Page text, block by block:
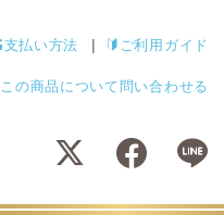
支払い方法 ご利用ガイド
この商品について問い合わせる